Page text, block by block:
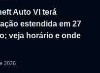
Auto VI terá
estendida em 27
veja horário e onde
2026